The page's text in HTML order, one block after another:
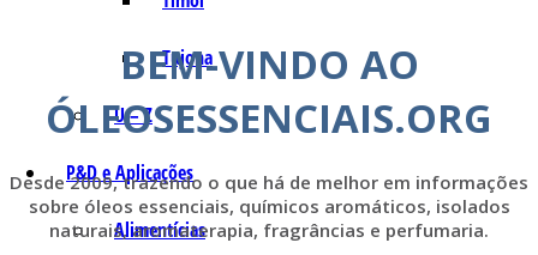
Tujona
U – Z
P&D e Aplicações
Alimentícias
BEM-VINDO AO
ÓLEOSESSENCIAIS.ORG
Desde 2009, trazendo o que há de melhor em informações
sobre óleos essenciais, químicos aromáticos, isolados
naturais, aromaterapia, fragrâncias e perfumaria.